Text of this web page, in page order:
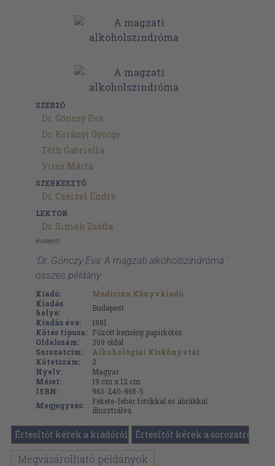
SZERZŐ
Dr. Gönczy Éva
Dr. Korányi György
Tóth Gabriella
Vitéz Márta
SZERKESZTŐ
Dr. Czeizel Endre
LEKTOR
Dr. Simek Zsófia
Budapest
'Dr. Gönczy Éva: A magzati alkoholszindróma '
összes példány
Kiadó:
Medicina Könyvkiadó
Kiadás
helye:
Budapest
Kiadás éve:
1981
Kötés típusa: Fűzött kemény papírkötés
Oldalszám:
309 oldal
Sorozatcím:
Alkohológiai Kiskönyvtár
Kötetszám:
2
Nyelv:
Magyar
Méret:
19 cm x 12 cm
ISBN:
963-240-965-5
Megjegyzés:
Fekete-fehér fotókkal és ábrákkal
illusztrálva.
Értesítőt kérek a kiadóról Értesítőt kérek a sorozatról
Megvásárolható példányok